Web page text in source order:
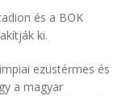
és a BOK
ki.
ezüstérmes és
a magyar